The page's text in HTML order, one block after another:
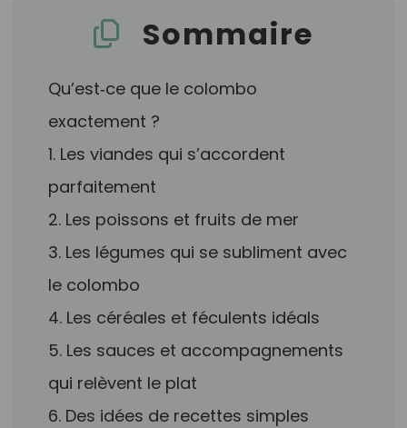
Sommaire
Qu’est‑ce que le colombo
exactement ?
1. Les viandes qui s’accordent
parfaitement
2. Les poissons et fruits de mer
3. Les légumes qui se subliment avec
le colombo
4. Les céréales et féculents idéals
5. Les sauces et accompagnements
qui relèvent le plat
6. Des idées de recettes simples